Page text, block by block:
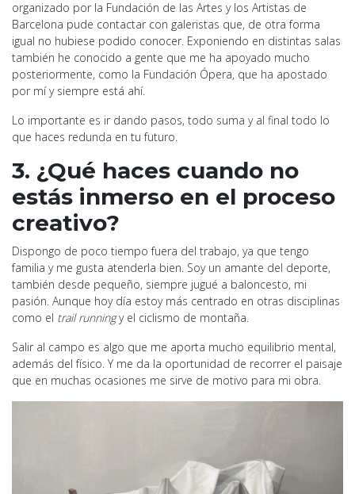
organizado por la Fundación de las Artes y los Artistas de
Barcelona pude contactar con galeristas que, de otra forma
igual no hubiese podido conocer. Exponiendo en distintas salas
también he conocido a gente que me ha apoyado mucho
posteriormente, como la Fundación Ópera, que ha apostado
por mí y siempre está ahí.
Lo importante es ir dando pasos, todo suma y al final todo lo
que haces redunda en tu futuro.
3. ¿Qué haces cuando no
estás inmerso en el proceso
creativo?
Dispongo de poco tiempo fuera del trabajo, ya que tengo
familia y me gusta atenderla bien. Soy un amante del deporte,
también desde pequeño, siempre jugué a baloncesto, mi
pasión. Aunque hoy día estoy más centrado en otras disciplinas
como el trail runningy el ciclismo de montaña.
Salir al campo es algo que me aporta mucho equilibrio mental,
además del físico. Y me da la oportunidad de recorrer el paisaje
que en muchas ocasiones me sirve de motivo para mi obra.